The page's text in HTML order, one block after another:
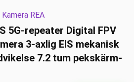
Kamera REA
5G-repeater Digital FPV
3-axlig EIS mekanisk
7.2 tum pekskärm-